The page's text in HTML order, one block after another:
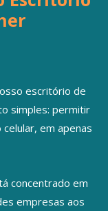
escritório de
simples: permitir
em apenas
concentrado em
empresas aos